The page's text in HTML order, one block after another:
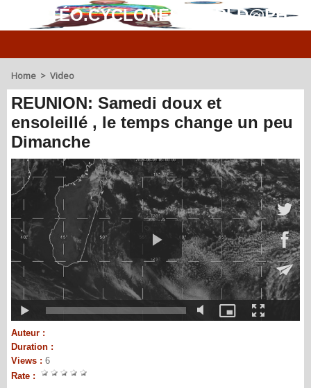
MÉTÉO.CYCLONES.WORLD@PH
Home > Video
REUNION: Samedi doux et
ensoleillé , le temps change un peu
Dimanche
Auteur :
Duration :
Views : 6
Rate :